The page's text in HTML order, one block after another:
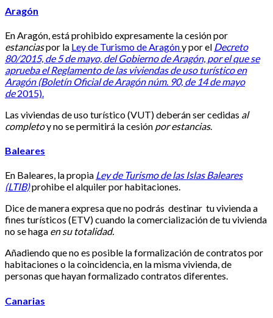
Aragón
En Aragón, está prohibido expresamente la cesión por
estanciaspor la Ley de Turismo de Aragóny por el Decreto
80/2015, de 5 de mayo, del Gobierno de Aragón, por el que se
aprueba el Reglamento de las viviendas de uso turístico en
Aragón (Boletín Oficial de Aragón núm. 90, de 14 de mayo
de2015).
Las viviendas de uso turístico (VUT) deberán ser cedidas al
completoy no se permitirá la cesión por estancias.
Baleares
En Baleares, la propia Ley de Turismo de las Islas Baleares
(LTIB)prohibe el alquiler por habitaciones.
Dice de manera expresa que no podrás destinar tu vivienda a
fines turísticos (ETV) cuando la comercialización de tu vivienda
no se haga en su totalidad.
Añadiendo que no es posible la formalización de contratos por
habitaciones o la coincidencia, en la misma vivienda, de
personas que hayan formalizado contratos diferentes.
Canarias